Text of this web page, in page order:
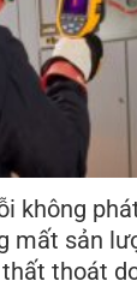
không
mất sản
thoát